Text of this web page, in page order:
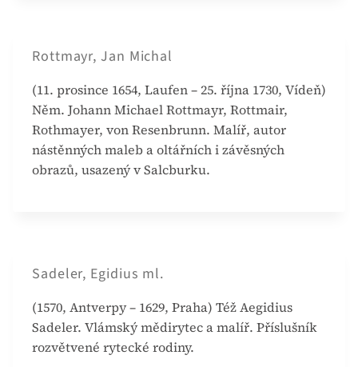
Rottmayr, Jan Michal
(11. prosince 1654, Laufen – 25. října 1730, Vídeň)
Něm. Johann Michael Rottmayr, Rottmair,
Rothmayer, von Resenbrunn. Malíř, autor
nástěnných maleb a oltářních i závěsných
obrazů, usazený v Salcburku.
Sadeler, Egidius ml.
(1570, Antverpy – 1629, Praha) Též Aegidius
Sadeler. Vlámský mědirytec a malíř. Příslušník
rozvětvené rytecké rodiny.